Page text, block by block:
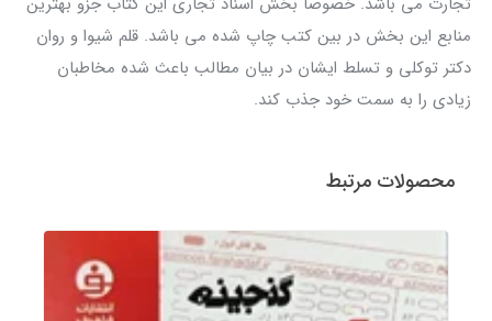
منابع این بخش در بین کتب چاپ شده می باشد. قلم شیوا و روان
دکتر توکلی و تسلط ایشان در بیان مطالب باعث شده مخاطبان
زیادی را به سمت خود جذب کند.
محصولات مرتبط